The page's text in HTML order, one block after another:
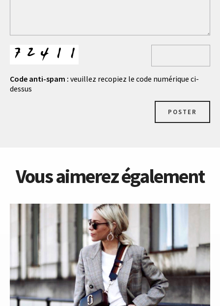
Code anti-spam : veuillez recopiez le code numérique ci-
dessus
POSTER
Vous aimerez également